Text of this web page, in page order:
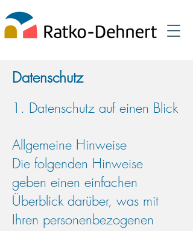
Datenschutz
1. Datenschutz auf einen Blick
Allgemeine Hinweise
Die folgenden Hinweise
geben einen einfachen
Überblick darüber, was mit
Ihren personenbezogenen